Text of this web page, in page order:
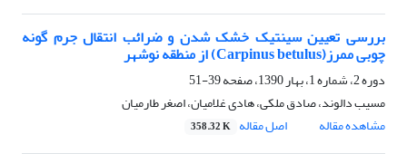
بررسی تعیین سینتیک خشک شدن و ضرائب انتقال جرم گونه
چوبی ممرز(Carpinus betulus) از منطقه نوشهر
دوره 2، شماره 1، بهار 1390، صفحه
39-51
مسیب دالوند، صادق ملکی، هادی غلامیان، اصغر طارمیان
مشاهده مقاله
اصل مقاله 358.32 K